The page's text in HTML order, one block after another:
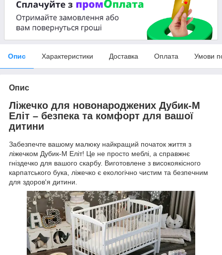
Опис Характеристики Доставка Оплата Умови
Опис
Ліжечко для новонароджених Дубик-М
Еліт – безпека та комфорт для вашої
дитини
Забезпечте вашому малюку найкращий початок життя з
ліжечком Дубик-М Еліт! Це не просто меблі, а справжнє
гніздечко для вашого скарбу. Виготовлене з високоякісного
карпатського бука, ліжечко є екологічно чистим та безпечним
для здоров'я дитини.